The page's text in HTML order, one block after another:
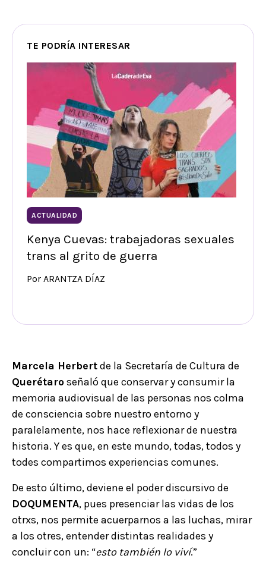
TE PODRÍA INTERESAR
ACTUALIDAD
Kenya Cuevas: trabajadoras sexuales
trans al grito de guerra
Por ARANTZA DÍAZ
Marcela Herbertde la Secretaría de Cultura de
Querétaroseñaló que conservar y consumir la
memoria audiovisual de las personas nos colma
de consciencia sobre nuestro entorno y
paralelamente, nos hace reflexionar de nuestra
historia. Y es que, en este mundo, todas, todos y
todes compartimos experiencias comunes.
De esto último, deviene el poder discursivo de
DOQUMENTA, pues presenciar las vidas de los
otrxs, nos permite acuerparnos a las luchas, mirar
a los otres, entender distintas realidades y
concluir con un: “esto también lo viví.”